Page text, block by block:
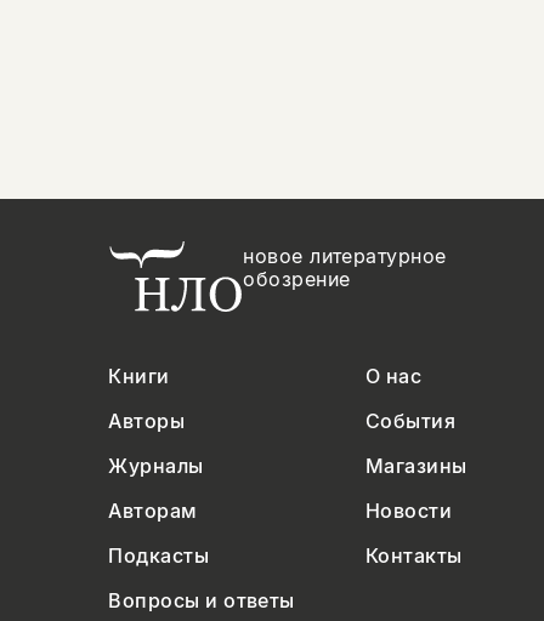
новое литературное
обозрение
Книги
О нас
Авторы
События
Журналы
Магазины
Авторам
Новости
Подкасты
Контакты
Вопросы и ответы